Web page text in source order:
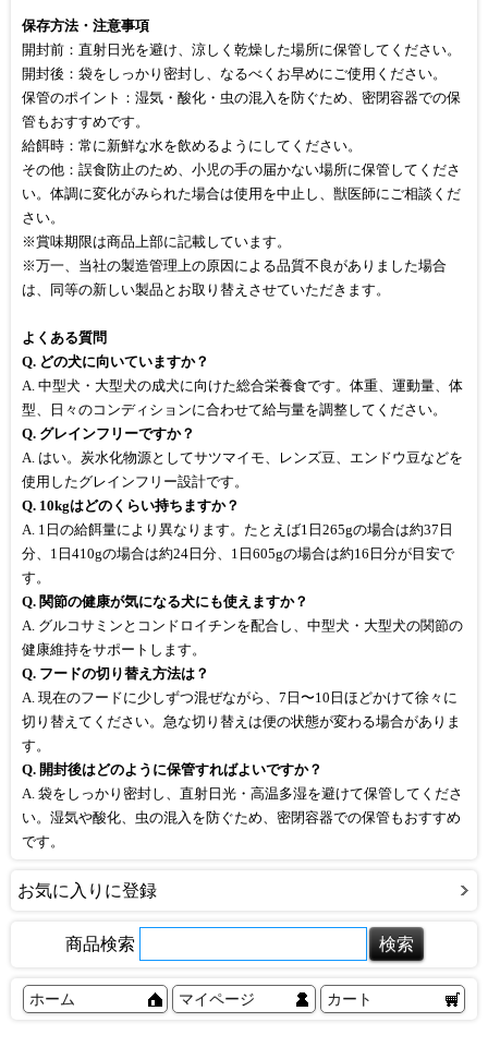
保存方法・注意事項
開封前：直射日光を避け、涼しく乾燥した場所に保管してください。
開封後：袋をしっかり密封し、なるべくお早めにご使用ください。
保管のポイント：湿気・酸化・虫の混入を防ぐため、密閉容器での保
管もおすすめです。
給餌時：常に新鮮な水を飲めるようにしてください。
その他：誤食防止のため、小児の手の届かない場所に保管してくださ
い。体調に変化がみられた場合は使用を中止し、獣医師にご相談くだ
さい。
※賞味期限は商品上部に記載しています。
※万一、当社の製造管理上の原因による品質不良がありました場合
は、同等の新しい製品とお取り替えさせていただきます。
よくある質問
Q. どの犬に向いていますか？
A. 中型犬・大型犬の成犬に向けた総合栄養食です。体重、運動量、体
型、日々のコンディションに合わせて給与量を調整してください。
Q. グレインフリーですか？
A. はい。炭水化物源としてサツマイモ、レンズ豆、エンドウ豆などを
使用したグレインフリー設計です。
Q. 10kgはどのくらい持ちますか？
A. 1日の給餌量により異なります。たとえば1日265gの場合は約37日
分、1日410gの場合は約24日分、1日605gの場合は約16日分が目安で
す。
Q. 関節の健康が気になる犬にも使えますか？
A. グルコサミンとコンドロイチンを配合し、中型犬・大型犬の関節の
健康維持をサポートします。
Q. フードの切り替え方法は？
A. 現在のフードに少しずつ混ぜながら、7日〜10日ほどかけて徐々に
切り替えてください。急な切り替えは便の状態が変わる場合がありま
す。
Q. 開封後はどのように保管すればよいですか？
A. 袋をしっかり密封し、直射日光・高温多湿を避けて保管してくださ
い。湿気や酸化、虫の混入を防ぐため、密閉容器での保管もおすすめ
です。
お気に入りに登録
商品検索
ホーム マイページ カート